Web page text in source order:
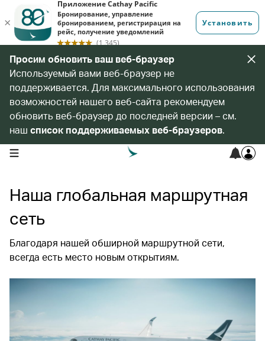
Просим обновить ваш веб-браузер
Используемый вами веб-браузер не
поддерживается. Для максимального использования
возможностей нашего веб-сайта рекомендуем
обновить веб-браузер до последней версии – см.
наш список поддерживаемых веб-браузеров.
open navigation menu
Наша глобальная маршрутная
сеть
Благодаря нашей обширной маршрутной сети,
всегда есть место новым открытиям.